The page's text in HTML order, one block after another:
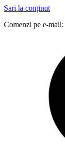
Sari la conținut
Comenzi pe e-mail: